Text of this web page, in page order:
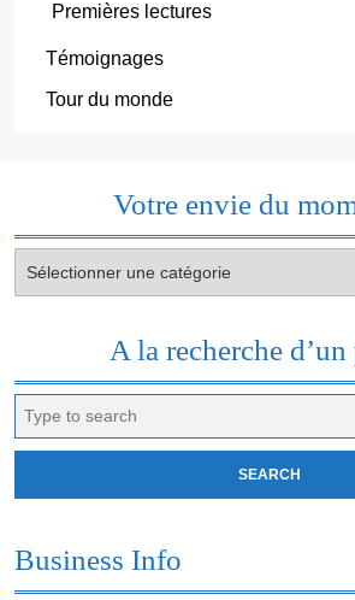
Premières lectures
Témoignages
Tour du monde
Votre envie du
envie
A la recherche d’un
for:
Business Info